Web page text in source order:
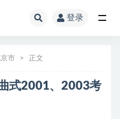
登录
市 正文
式2001、2003考